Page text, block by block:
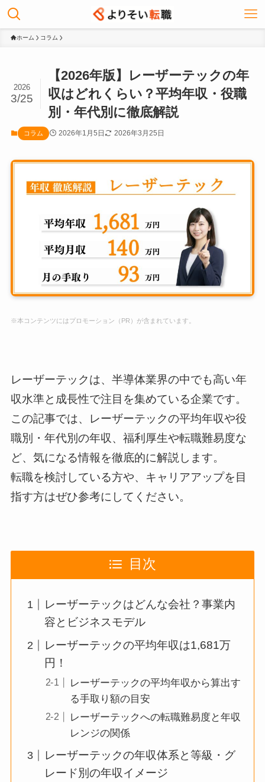
ホーム コラム
【2026年版】レーザーテックの年
収はどれくらい？平均年収・役職
別・年代別に徹底解説
2026
3/25
コラム 2026年1月5日 2026年3月25日
※本コンテンツにはプロモーション（PR）が含まれています。
レーザーテックは、半導体業界の中でも高い年
収水準と成長性で注目を集めている企業です。
この記事では、レーザーテックの平均年収や役
職別・年代別の年収、福利厚生や転職難易度な
ど、気になる情報を徹底的に解説します。
転職を検討している方や、キャリアアップを目
指す方はぜひ参考にしてください。
目次
レーザーテックはどんな会社？事業内
容とビジネスモデル
レーザーテックの平均年収は1,681万
円！
レーザーテックの平均年収から算出す
る手取り額の目安
レーザーテックへの転職難易度と年収
レンジの関係
レーザーテックの年収体系と等級・グ
レード別の年収イメージ